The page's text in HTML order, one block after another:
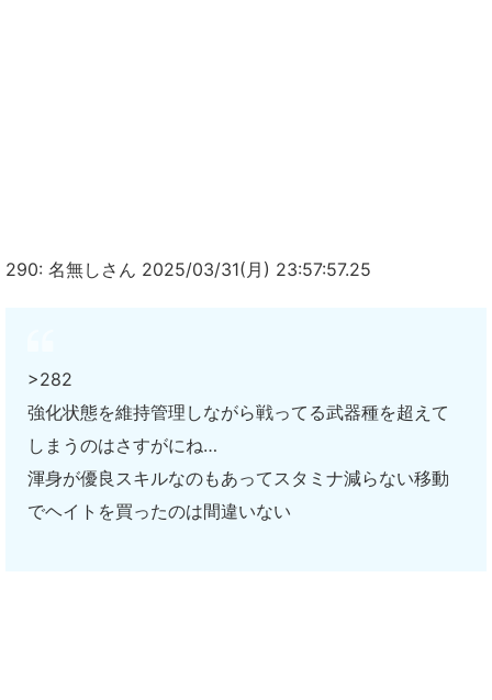
290: 名無しさん 2025/03/31(月) 23:57:57.25
>282
強化状態を維持管理しながら戦ってる武器種を超えて
しまうのはさすがにね…
渾身が優良スキルなのもあってスタミナ減らない移動
でヘイトを買ったのは間違いない